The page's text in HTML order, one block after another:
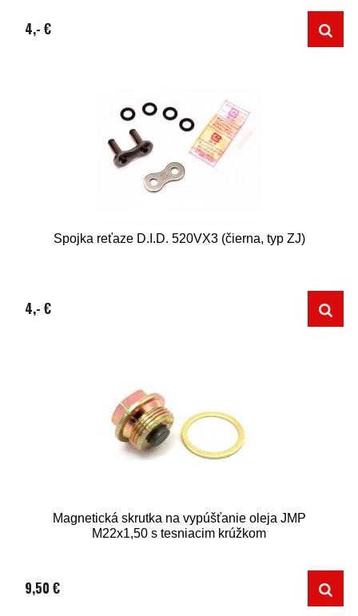
4,- €
Spojka reťaze D.I.D. 520VX3 (čierna, typ ZJ)
4,- €
Magnetická skrutka na vypúšťanie oleja JMP
M22x1,50 s tesniacim krúžkom
9,50 €